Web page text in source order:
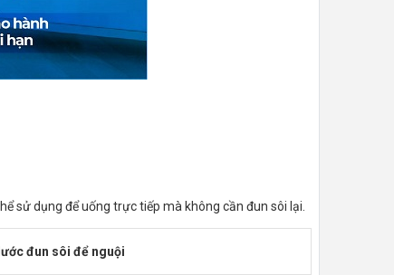
sử dụng để uống trực tiếp mà không cần đun sôi lại.
đun sôi để nguội